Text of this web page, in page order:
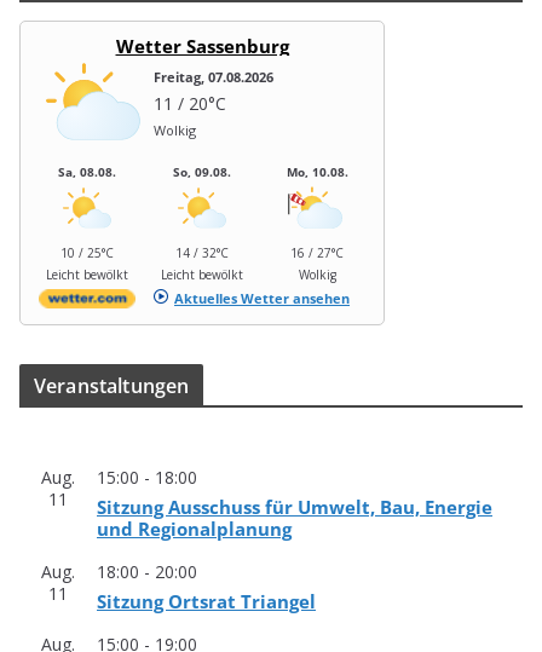
Wetter Sassenburg
Freitag, 07.08.2026
11 / 20°C
Wolkig
Sa, 08.08.
10 / 25°C
Leicht bewölkt
So, 09.08.
14 / 32°C
Leicht bewölkt
Mo, 10.08.
16 / 27°C
Wolkig
Aktuelles Wetter ansehen
Ver­an­stal­tun­gen
Aug.
11
15:00 - 18:00
Sit­zung Aus­schuss für Umwelt, Bau, Ener­gie
und Regionalplanung
Aug.
11
18:00 - 20:00
Sit­zung Orts­rat Triangel
Aug.
15:00 - 19:00